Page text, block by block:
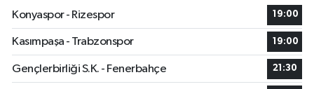
Konyaspor - Rizespor
19:00
Kasımpaşa - Trabzonspor 19:00
Gençlerbirliği S.K. - Fenerbahçe 21:30